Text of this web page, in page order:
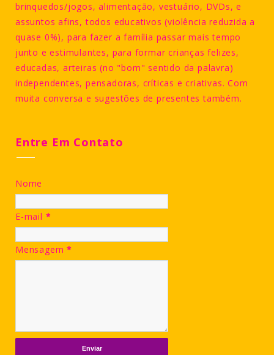
brinquedos/jogos, alimentação, vestuário, DVDs, e
assuntos afins, todos educativos (violência reduzida a
quase 0%), para fazer a família passar mais tempo
junto e estimulantes, para formar crianças felizes,
educadas, arteiras (no "bom" sentido da palavra)
independentes, pensadoras, críticas e criativas. Com
muita conversa e sugestões de presentes também.
Entre Em Contato
Nome
E-mail *
Mensagem*